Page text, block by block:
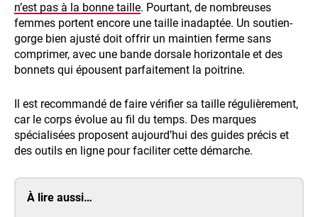
n’est pas à la bonne taille. Pourtant, de nombreuses
femmes portent encore une taille inadaptée. Un soutien-
gorge bien ajusté doit offrir un maintien ferme sans
comprimer, avec une bande dorsale horizontale et des
bonnets qui épousent parfaitement la poitrine.
Il est recommandé de faire vérifier sa taille régulièrement,
car le corps évolue au fil du temps. Des marques
spécialisées proposent aujourd’hui des guides précis et
des outils en ligne pour faciliter cette démarche.
À lire aussi…